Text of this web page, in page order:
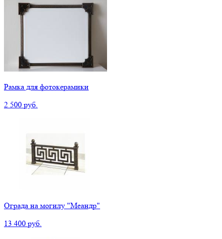
Рамка для фотокерамики
2 500 руб.
Ограда на могилу "Меандр"
13 400 руб.